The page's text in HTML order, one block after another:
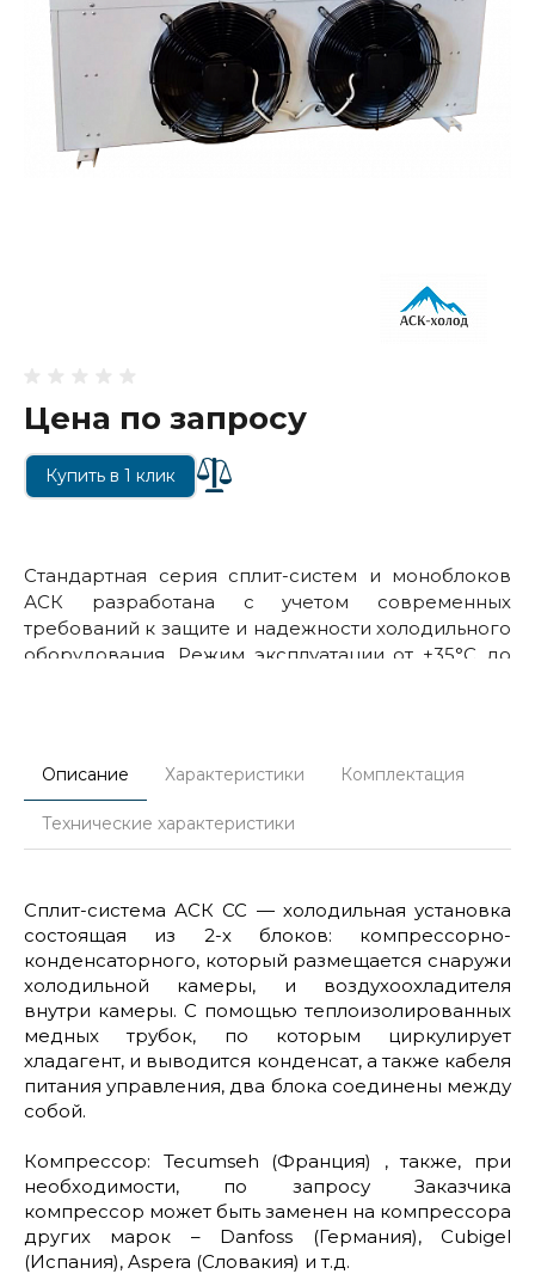
Цена по запросу
Купить в 1 клик
Стандартная серия сплит-систем и моноблоков
АСК разработана с учетом современных
требований к защите и надежности холодильного
оборудования. Режим эксплуатации от +35°С до
Описание Характеристики Комплектация
Технические характеристики
Cплит-система АСК СС — холодильная установка
состоящая из 2-х блоков: компрессорно-
конденсаторного, который размещается снаружи
холодильной камеры, и воздухоохладителя
внутри камеры. С помощью теплоизолированных
медных трубок, по которым циркулирует
хладагент, и выводится конденсат, а также кабеля
питания управления, два блока соединены между
собой.
Компрессор: Tecumseh (Франция) , также, при
необходимости, по запросу Заказчика
компрессор может быть заменен на компрессора
других марок – Danfoss (Германия), Cubigel
(Испания), Aspera (Словакия) и т.д.